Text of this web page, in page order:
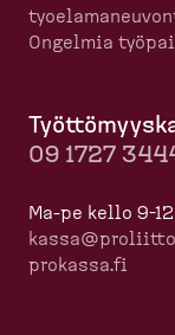
Ongelmia
09 1727
Ma-pe kello 9-12
prokassa.fi